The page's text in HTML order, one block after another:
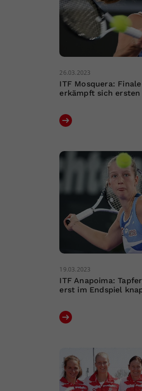
26.03.2023
ITF Mosquera:
erkämpft sich
19.03.2023
ITF Anapoima:
erst im Endspiel